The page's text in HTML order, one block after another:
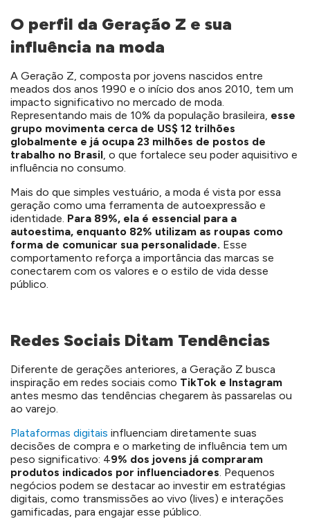
O perfil da Geração Z e sua
influência na moda
A Geração Z, composta por jovens nascidos entre
meados dos anos 1990 e o início dos anos 2010, tem um
impacto significativo no mercado de moda.
Representando mais de 10% da população brasileira, esse
grupo movimenta cerca de US$ 12 trilhões
globalmente e já ocupa 23 milhões de postos de
trabalho no Brasil , o que fortalece seu poder aquisitivo e
influência no consumo.
Mais do que simples vestuário, a moda é vista por essa
geração como uma ferramenta de autoexpressão e
identidade. Para 89%, ela é essencial para a
autoestima, enquanto 82% utilizam as roupas como
forma de comunicar sua personalidade. Esse
comportamento reforça a importância das marcas se
conectarem com os valores e o estilo de vida desse
público.
Redes Sociais Ditam Tendências
Diferente de gerações anteriores, a Geração Z busca
inspiração em redes sociais como TikTok e Instagram
antes mesmo das tendências chegarem às passarelas ou
ao varejo.
Plataformas digitais influenciam diretamente suas
decisões de compra e o marketing de influência tem um
peso significativo: 49% dos jovens já compraram
produtos indicados por influenciadores Pequenos
negócios podem se destacar ao investir em estratégias
digitais, como transmissões ao vivo (lives) e interações
gamificadas, para engajar esse público.